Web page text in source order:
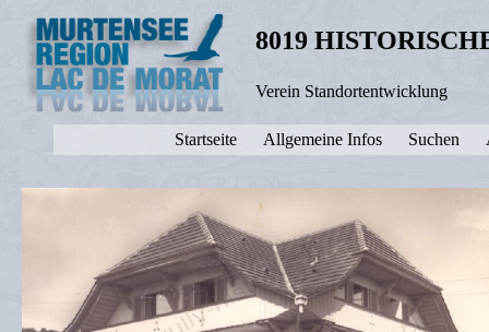
8019
Verein Standortentwicklung
Startseite Allgemeine Infos Suchen